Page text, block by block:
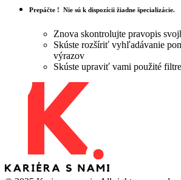
Prepáčte ! Nie sú k dispozícii žiadne špecializácie.
Znova skontrolujte pravopis
Skúste rozšíriť vyhľadávanie
výrazov
Skúste upraviť vami použité filtre